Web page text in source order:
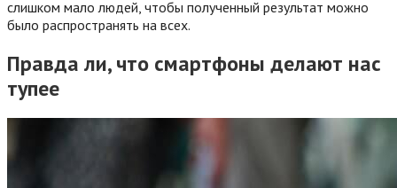
слишком мало людей, чтобы полученный результат можно
было распространять на всех.
Правда ли, что смартфоны делают нас
тупее